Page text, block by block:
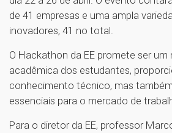
de 41 empresas e uma ampla
inovadores, 41 no total.
O Hackathon da EE promete ser um
acadêmica dos estudantes,
conhecimento técnico, mas
essenciais para o mercado de
Para o diretor da EE, professor